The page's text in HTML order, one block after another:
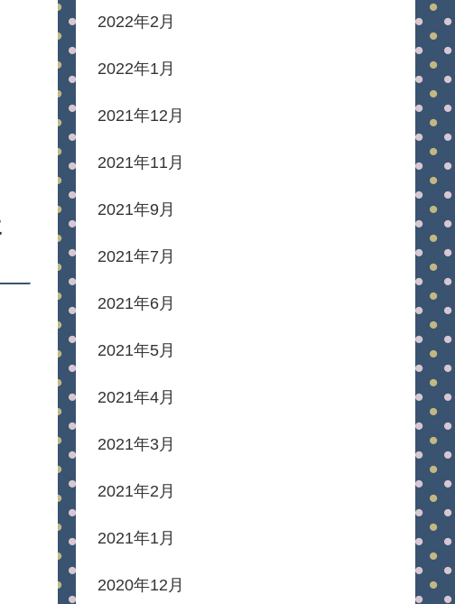
2022年2月
2022年1月
2021年12月
2021年11月
2021年9月
2021年7月
2021年6月
2021年5月
2021年4月
2021年3月
2021年2月
2021年1月
2020年12月